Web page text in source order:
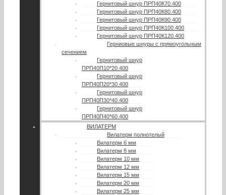
Гернитовый шнур ПРП40К70.400
Гернитовый шнур ПРП40К80.400
Гернитовый шнур ПРП40К90.400
Гернитовый шнур ПРП40К100.400
Гернитовый шнур ПРП40К120.400
Герниовые шнуры с прямоугольным
сечением
Гернитовый шнур
ПРП40П10*20.400
Гернитовый шнур
ПРП40П20*30.400
Гернитовый шнур
ПРП40П30*40.400
Гернитовый шнур
ПРП40П40*60.400
ВИЛАТЕРМ
Вилатерм полнотелый
Вилатерм 6 мм
Вилатерм 8 мм
Вилатерм 10 мм
Вилатерм 12 мм
Вилатерм 15 мм
Вилатерм 20 мм
Вилатерм 25 мм